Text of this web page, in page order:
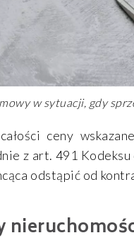
w sytuacji, gdy
ceny
z art. 491
odstąpić od